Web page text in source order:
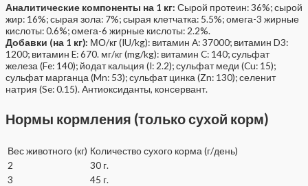
Аналитические компоненты на 1 кг: Сырой протеин: 36%; сырой
жир: 16%; сырая зола: 7%; сырая клетчатка: 5.5%; омега-3 жирные
кислоты: 0.6%; омега-6 жирные кислоты: 2.2%.
Добавки (на 1 кг): МО/кг (IU/kg): витамин A: 37000; витамин D3:
1200; витамин E: 670. мг/кг (mg/kg): витамин C: 140; сульфат
железа (Fe: 140); йодат кальция (I: 2.2); сульфат меди (Cu: 15);
сульфат марганца (Mn: 53); сульфат цинка (Zn: 130); селенит
натрия (Se: 0.15). Антиоксиданты, консервант.
Нормы кормления (только сухой корм)
Вес животного (кг) Количество сухого корма (г/день)
2
30 г.
3
45 г.